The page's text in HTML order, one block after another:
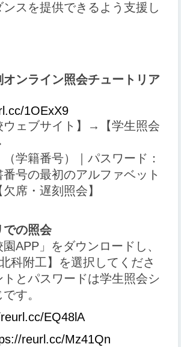
スを提供できるよう支援し
オンライン照会チュートリア
1OExX9
ウェブサイト】→【学生照会
学籍番号）｜パスワード：
番号の最初のアルファベット
席・遅刻照会】
での照会
園APP」をダウンロードし、
科附工】を選択してくださ
とパスワードは学生照会シ
す。
EQ48lA
reurl.cc/Mz41Qn